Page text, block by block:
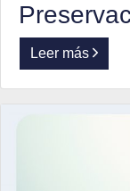
Leer más